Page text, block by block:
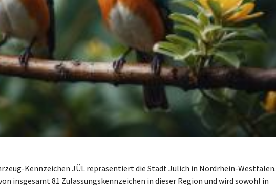
Kennzeichen JÜL repräsentiert die Stadt Jülich in Nordrhein-Westfalen.
insgesamt 81 Zulassungskennzeichen in dieser Region und wird sowohl in